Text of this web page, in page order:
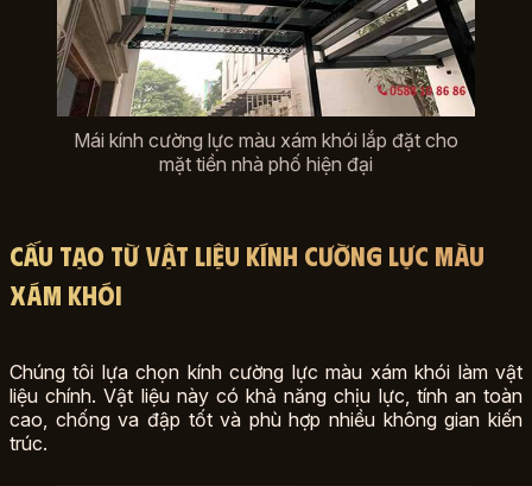
Mái kính cường lực màu xám khói lắp đặt cho
mặt tiền nhà phố hiện đại
Cấu tạo từ vật liệu kính cường lực màu
xám khói
Chúng tôi lựa chọn kính cường lực màu xám khói làm vật
liệu chính. Vật liệu này có khả năng chịu lực, tính an toàn
cao, chống va đập tốt và phù hợp nhiều không gian kiến
trúc.